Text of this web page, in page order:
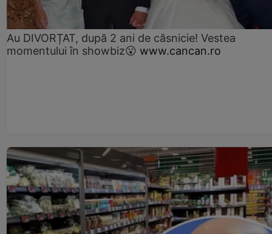
Au DIVORȚAT, după 2 ani de căsnicie! Vestea
momentului în showbiz😮 www.cancan.ro